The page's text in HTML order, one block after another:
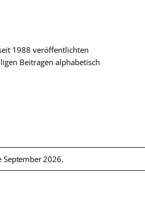
1988 veröffentlichten
Beitragen alphabetisch
September 2026.